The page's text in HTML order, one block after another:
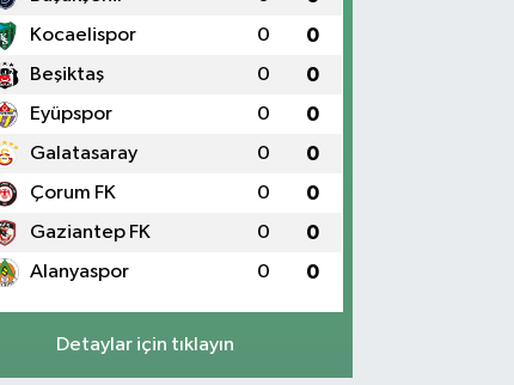
Kocaelispor 0 0
Beşiktaş 0 0
Eyüpspor 0 0
Galatasaray 0 0
Çorum FK 0 0
Gaziantep FK 0 0
Alanyaspor 0 0
Detaylar için tıklayın